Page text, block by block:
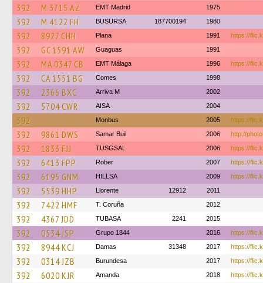
392 M 3715 AZ EMT Madrid 1975
392 M 4122 FH BUSURSA 187700194 1980
392 8927 CHH Plana 1991 https://
392 GC 1591 AW Guaguas 1991
392 MA 0347 CB EMT Málaga 1996 https://
392 CA 1551 BG Comes 1998
392 2366 BXC Arriva M 2002
392 5704 CWR AISA 2004
392 Monbus 2005 https://
392 9861 DWS Samar Buil 2006 http://
392 1833 FJJ TUSGSAL 2006 https://
392 6413 FPP Rober 2007 https://
392 6195 GNM HILLSA 2009 https://
392 5539 HHP Llorente 12912 2011
392 7422 HMF T. Coruña 2012
392 4367 JDD TUBASA 2241 2015
392 0534 JSP Grupo 1844 2016 https://
392 8944 KCJ Damas 31348 2017 https://
392 0314 JZB Burundesa 2017 https://
392 6020 KJR Amanda 2018 https://